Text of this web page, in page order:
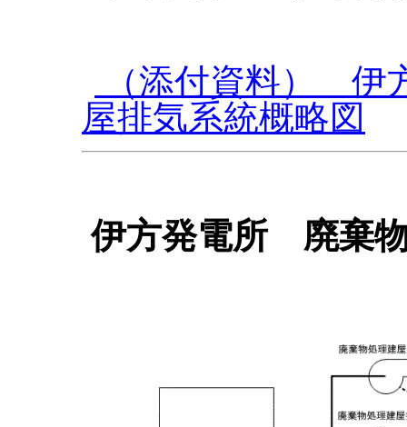
（添付資料） 伊
屋排気系統概略図
伊方発電所 廃棄